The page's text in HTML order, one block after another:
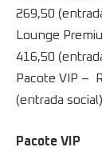
269,50
Lounge
416,50
Pacote VIP –
(entrada
Pacote VIP